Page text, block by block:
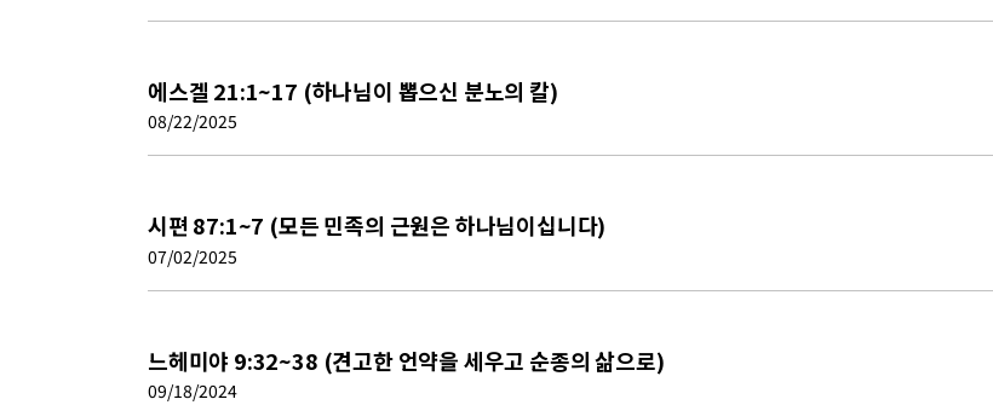
에스겔 21:1~17 (하나님이 뽑으신 분노의 칼)
08/22/2025
시편 87:1~7 (모든 민족의 근원은 하나님이십니다)
07/02/2025
느헤미야 9:32~38 (견고한 언약을 세우고 순종의 삶으로)
09/18/2024